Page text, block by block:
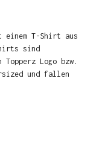
einem T-Shirt aus
sind
Logo bzw.
und fallen